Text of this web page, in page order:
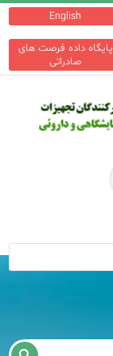
English
پایگاه داده فرصت های
صادراتی